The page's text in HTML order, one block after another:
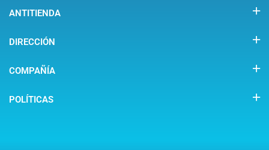
ANTITIENDA
DIRECCIÓN
COMPAÑÍA
POLÍTICAS